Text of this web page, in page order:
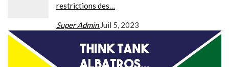
restrictions des…
Super Admin Juil 5, 2023